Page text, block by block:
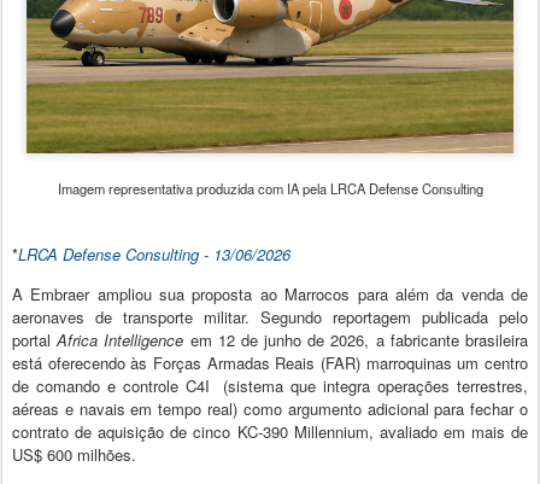
Imagem representativa produzida com IA pela LRCA Defense Consulting
*LRCA Defense Consulting - 13/06/2026
A Embraer ampliou sua proposta ao Marrocos para além da venda de
aeronaves de transporte militar. Segundo reportagem publicada pelo
portalAfrica Intelligence em 12 de junho de 2026, a fabricante brasileira
está oferecendo às Forças Armadas Reais (FAR) marroquinas um centro
de comando e controle C4I (sistema que integra operações terrestres,
aéreas e navais em tempo real) como argumento adicional para fechar o
contrato de aquisição de cinco KC-390 Millennium, avaliado em mais de
US$ 600 milhões.